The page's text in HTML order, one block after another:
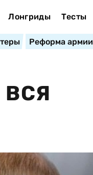
Лонгриды Тесты
Реформа армии